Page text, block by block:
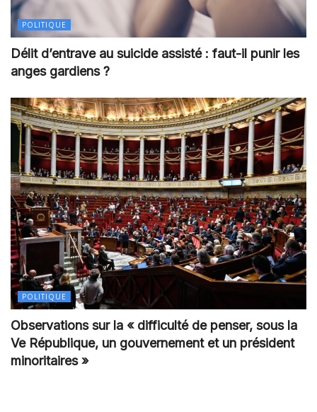
POLITIQUE
Délit d’entrave au suicide assisté : faut-il punir les
anges gardiens ?
POLITIQUE
Observations sur la « difficulté de penser, sous la
Ve République, un gouvernement et un président
minoritaires »